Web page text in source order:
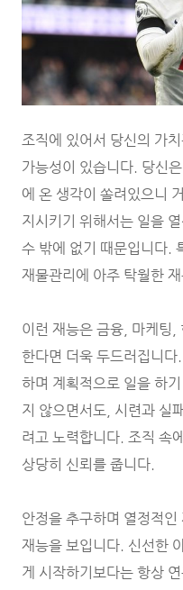
조직에 있어서 당신의 가
가능성이 있습니다. 당신
에 온 생각이 쏠려있으니
지시키기 위해서는 일을
수 밖에 없기 때문입니다.
재물관리에 아주 탁월한
이런 재능은 금융, 마케팅,
한다면 더욱 두드러집니
하며 계획적으로 일을 하
지 않으면서도, 시련과 실
려고 노력합니다. 조직 속
상당히 신뢰를 줍니다.
안정을 추구하며 열정적
재능을 보입니다. 신선한
게 시작하기보다는 항상